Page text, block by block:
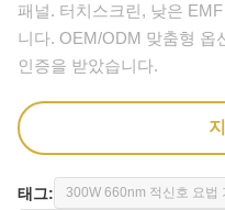
패널. 터치스크린, 낮은
니다. OEM/ODM 맞춤형 옵
인증을 받았습니다.
태그: 300W 660nm 적신호 요법